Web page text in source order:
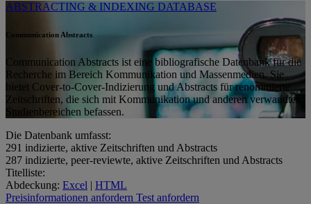
ABSTRACTING & INDEXING DATABASE
Communication Abstracts
Communication Abstracts ist eine bibliografische Datenbank für die
Recherche im Bereich Kommunikation und Massenmedien. Sie
bietet Cover-to-Cover-Indizierung und Abstracts für renommierte
Zeitschriften, die sich mit Kommunikation und anderen verwandten
Studienbereichen befassen.
Die Datenbank umfasst:
291 indizierte, aktive Zeitschriften und Abstracts
287 indizierte, peer-reviewte, aktive Zeitschriften und Abstracts
Titelliste:
Abdeckung: Excel | HTML
Preisinformationen anfordern Test anfordern